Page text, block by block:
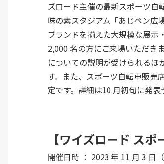
ズロード主催の最新スポーツ自
味の素スタジアム「あじペン広
ブランドを揃えた大規模な展示
2,000 名の方にご来場いただき
についての説明が受けられるほ
す。また、スポーツ自転車販売
定です。詳細は10 月初旬に発表
【ワイズロード ス
開催日時 ： 2023 年 11 月 3 日（